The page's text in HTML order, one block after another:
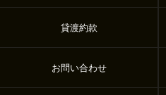
貸渡約款
お問い合わせ